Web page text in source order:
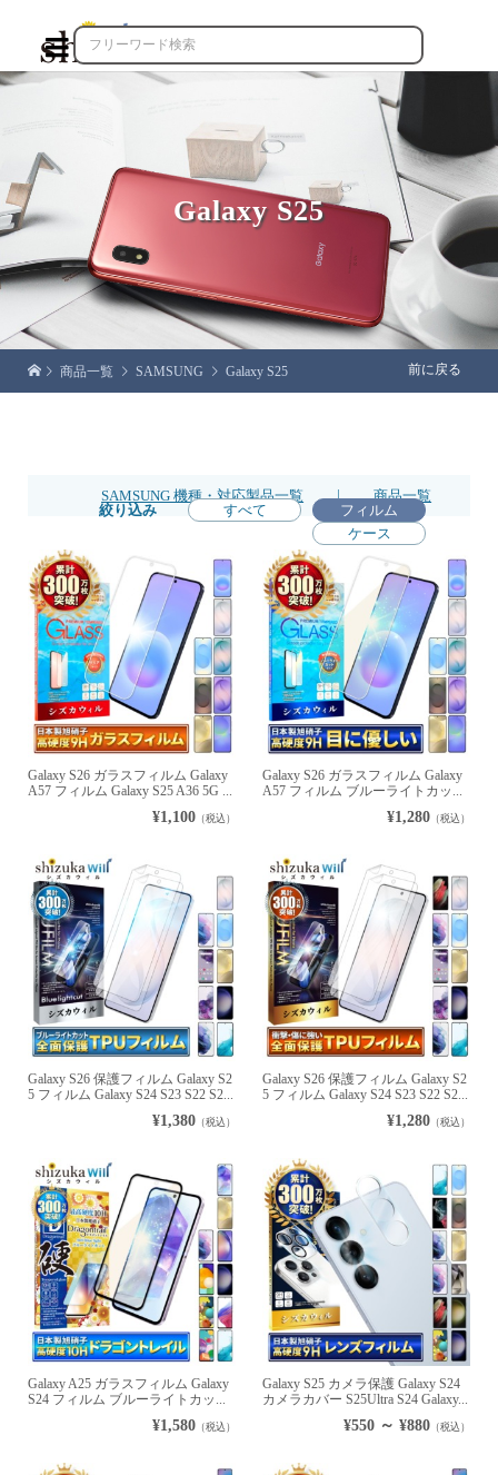

Galaxy S25
商品一覧 SAMSUNG Galaxy S25 前に戻る
SAMSUNG 機種・対応製品一覧 |
商品一覧
絞り込み
すべて
フィルム
ケース
Galaxy S26 ガラスフィルム Galaxy
A57 フィルム Galaxy S25 A36 5G ...
¥1,100（税込）
Galaxy S26 ガラスフィルム Galaxy
A57 フィルム ブルーライトカッ...
¥1,280 （税込）
Galaxy S26 保護フィルム Galaxy S2
5 フィルム Galaxy S24 S23 S22 S2...
¥1,380（税込）
Galaxy S26 保護フィルム Galaxy S2
5 フィルム Galaxy S24 S23 S22 S2...
¥1,280 （税込）
Galaxy A25 ガラスフィルム Galaxy
S24 フィルム ブルーライトカッ...
¥1,580（税込）
Galaxy S25 カメラ保護 Galaxy S24
カメラカバー S25Ultra S24 Galaxy...
¥550 ～ ¥880 （税込）